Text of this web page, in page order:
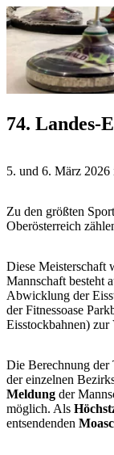
74. Landes-
5. und 6. März
Zu den größten
Oberösterreich
Diese Meisterschaft
Mannschaft besteht
Abwicklung der
der Fitnessoase
Eisstockbahnen) zur
Die Berechnung der
der einzelnen
Meldung der
möglich. Als
ent­sendenden